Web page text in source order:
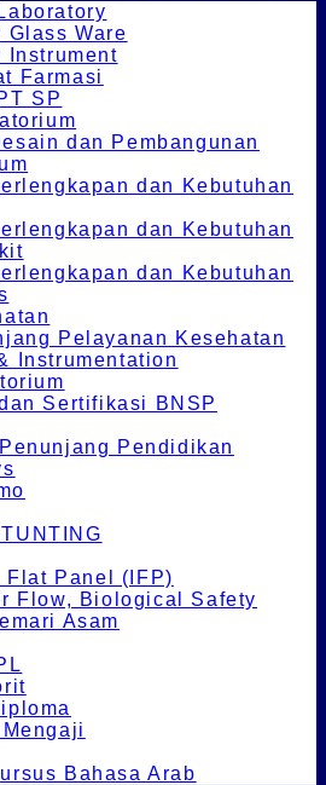
Glass Ware
Instrument
Farmasi
SP
dan Pembangunan
dan Kebutuhan
dan Kebutuhan
dan Kebutuhan
Pelayanan Kesehatan
Instrumentation
Sertifikasi BNSP
Pendidikan
Flat Panel (IFP)
Flow, Biological Safety
Asam
Bahasa Arab